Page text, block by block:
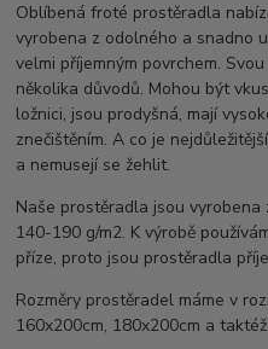
Oblíbená froté prostěradla
vyrobena z odolného a snadno
velmi příjemným povrchem.
několika důvodů. Mohou být
ložnici, jsou prodyšná, mají
znečištěním. A co je
a nemusejí se žehlit.
Naše prostěradla jsou
140-190 g/m2. K výrobě
příze, proto jsou prostěradla
Rozměry prostěradel máme v
160x200cm, 180x200cm a